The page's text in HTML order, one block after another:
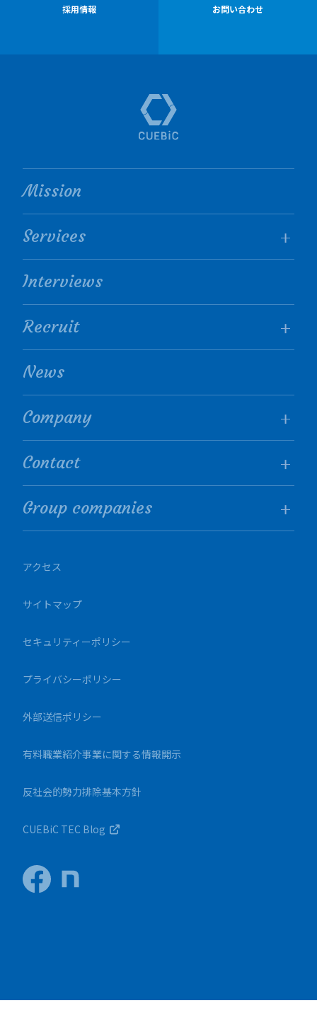
採用情報 お問い合わせ
Mission
Services
Interviews
Recruit
News
Company
Contact
Group companies
アクセス
サイトマップ
セキュリティーポリシー
プライバシーポリシー
外部送信ポリシー
有料職業紹介事業に関する情報開示
反社会的勢力排除基本方針
CUEBiC TEC Blog